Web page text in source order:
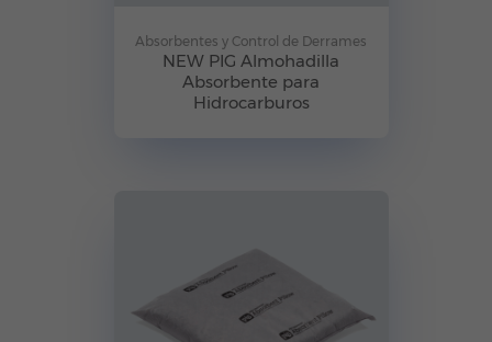
Absorbentes y Control de Derrames
NEW PIG Almohadilla
Absorbente para
Hidrocarburos